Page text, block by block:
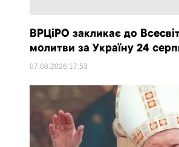
ВРЦіРО закликає до
молитви за Україну 24
07.08.2026 17:53